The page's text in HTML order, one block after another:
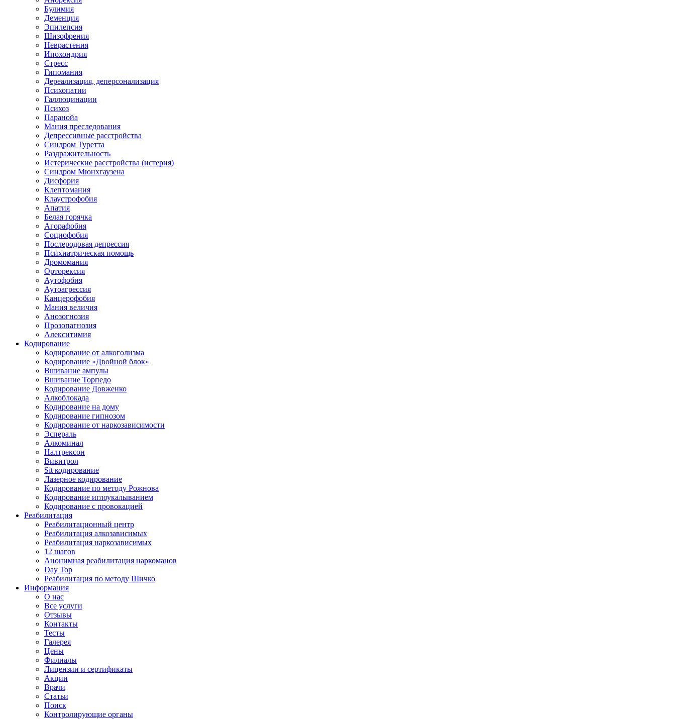
Булимия
Деменция
Эпилепсия
Шизофрения
Неврастения
Ипохондрия
Стресс
Гипомания
Дереализация, деперсонализация
Психопатии
Галлюцинации
Психоз
Паранойа
Мания преследования
Депрессивные расстройства
Синдром Туретта
Раздражительность
Истерические расстройства (истерия)
Синдром Мюнхгаузена
Дисфория
Клептомания
Клаустрофобия
Апатия
Белая горячка
Агорафобия
Социофобия
Послеродовая депрессия
Психиатрическая помощь
Дромомания
Орторексия
Аутофобия
Аутоагрессия
Канцерофобия
Мания величия
Анозогнозия
Прозопагнозия
Алекситимия
Кодирование
Кодирование от алкоголизма
Кодирование «Двойной блок»
Вшивание ампулы
Вшивание Торпедо
Кодирование Довженко
Алкоблокада
Кодирование на дому
Кодирование гипнозом
Кодирование от наркозависимости
Эспераль
Алкоминал
Налтрексон
Вивитрол
Sit кодирование
Лазерное кодирование
Кодирование по методу Рожнова
Кодирование иглоукалыванием
Кодирование с провокацией
Реабилитация
Реабилитационный центр
Реабилитация алкозависимых
Реабилитация наркозависимых
12 шагов
Анонимная реабилитация наркоманов
Day Top
Реабилитация по методу Шичко
Информация
О нас
Все услуги
Отзывы
Контакты
Тесты
Галерея
Цены
Филиалы
Лицензии и сертификаты
Акции
Врачи
Статьи
Поиск
Контролирующие органы